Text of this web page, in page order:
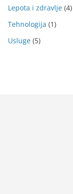
Lepota i zdravlje (4)
Tehnologija (1)
Usluge (5)